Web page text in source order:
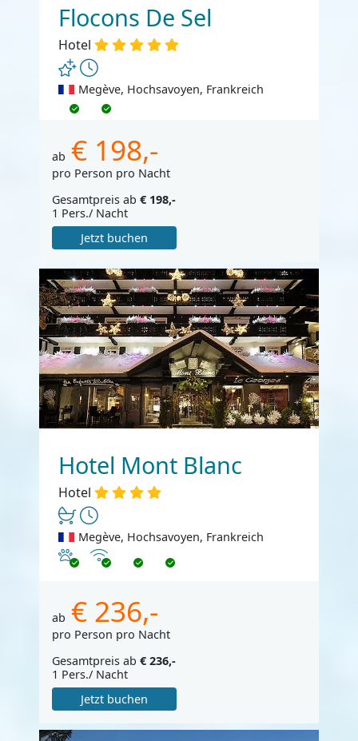
Flocons De Sel
Hotel
Megève, Hochsavoyen, Frankreich
ab € 198,-
pro Person pro Nacht
Gesamtpreis ab € 198,-
1 Pers./ Nacht
Jetzt buchen
Hotel Mont Blanc
Hotel
Megève, Hochsavoyen, Frankreich
Haustiere erlaubt
Internet
ab € 236,-
pro Person pro Nacht
Gesamtpreis ab € 236,-
1 Pers./ Nacht
Jetzt buchen